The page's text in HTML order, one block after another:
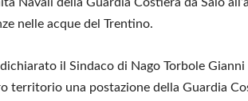
nelle acque del Trentino.
il Sindaco di Nago Torbole
territorio una postazione della Guardia